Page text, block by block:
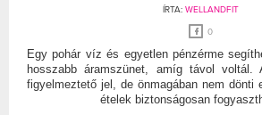
ÍRTA: WELLANDFIT
0
Egy pohár víz és egyetlen pénzérme
hosszabb áramszünet, amíg távol voltál.
figyelmeztető jel, de önmagában nem dönti
ételek biztonságosan